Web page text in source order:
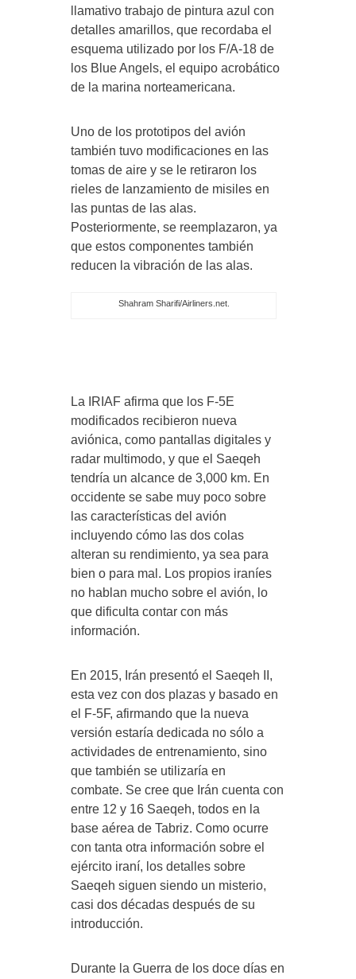
llamativo trabajo de pintura azul con
detalles amarillos, que recordaba el
esquema utilizado por los F/A-18 de
los Blue Angels, el equipo acrobático
de la marina norteamericana.
Uno de los prototipos del avión
también tuvo modificaciones en las
tomas de aire y se le retiraron los
rieles de lanzamiento de misiles en
las puntas de las alas.
Posteriormente, se reemplazaron, ya
que estos componentes también
reducen la vibración de las alas.
Shahram Sharifi/Airliners.net.
La IRIAF afirma que los F-5E
modificados recibieron nueva
aviónica, como pantallas digitales y
radar multimodo, y que el Saeqeh
tendría un alcance de 3,000 km. En
occidente se sabe muy poco sobre
las características del avión
incluyendo cómo las dos colas
alteran su rendimiento, ya sea para
bien o para mal. Los propios iraníes
no hablan mucho sobre el avión, lo
que dificulta contar con más
información.
En 2015, Irán presentó el Saeqeh II,
esta vez con dos plazas y basado en
el F-5F, afirmando que la nueva
versión estaría dedicada no sólo a
actividades de entrenamiento, sino
que también se utilizaría en
combate. Se cree que Irán cuenta con
entre 12 y 16 Saeqeh, todos en la
base aérea de Tabriz. Como ocurre
con tanta otra información sobre el
ejército iraní, los detalles sobre
Saeqeh siguen siendo un misterio,
casi dos décadas después de su
introducción.
Durante la Guerra de los doce días en